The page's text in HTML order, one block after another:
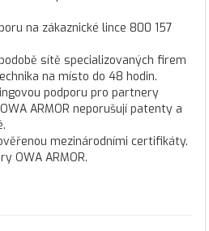
na zákaznické lince 800 157
sítě specializovaných firem
na místo do 48 hodin.
podporu pro partnery
ARMOR neporušují patenty a
mezinárodními certifikáty.
OWA ARMOR.